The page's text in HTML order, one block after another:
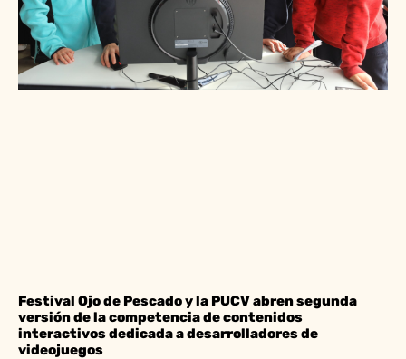
Festival Ojo de Pescado y la PUCV abren segunda
versión de la competencia de contenidos
interactivos dedicada a desarrolladores de
videojuegos